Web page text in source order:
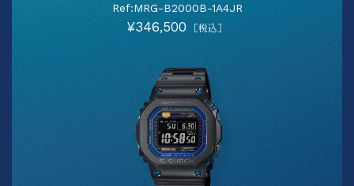
Ref:MRG-B2000B-1A4JR
¥346,500 ［税込］